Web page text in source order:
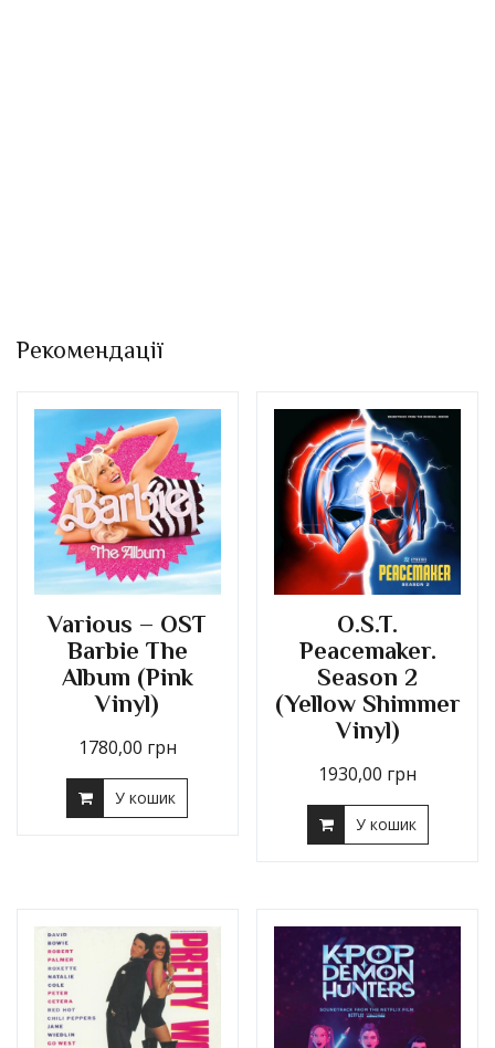
Рекомендації
Various – OST
Barbie The
Album (Pink
Vinyl)
1780,00 грн
У кошик
O.S.T.
Peacemaker.
Season 2
(Yellow Shimmer
Vinyl)
1930,00 грн
У кошик